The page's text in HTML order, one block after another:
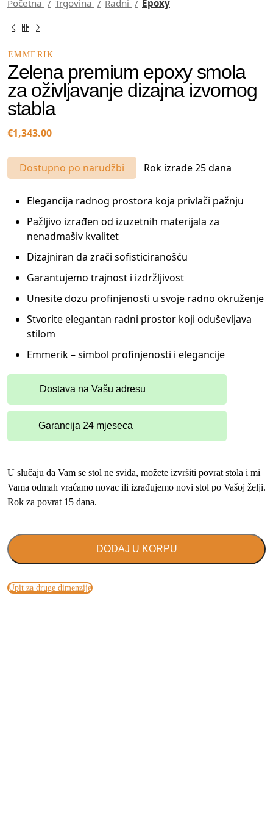
Početna Trgovina Radni Epoxy
EMMERIK
Zelena premium epoxy smola
za oživljavanje dizajna izvornog
stabla
€1,343.00
Dostupno po narudžbi Rok izrade 25 dana
Elegancija radnog prostora koja privlači pažnju
Pažljivo izrađen od izuzetnih materijala za
nenadmašiv kvalitet
Dizajniran da zrači sofisticiranošću
Garantujemo trajnost i izdržljivost
Unesite dozu profinjenosti u svoje radno okruženje
Stvorite elegantan radni prostor koji oduševljava
stilom
Emmerik – simbol profinjenosti i elegancije
Dostava na Vašu adresu
Garancija 24 mjeseca
U slučaju da Vam se stol ne sviđa, možete izvršiti povrat stola i mi
Vama odmah vraćamo novac ili izrađujemo novi stol po Vašoj želji.
Rok za povrat 15 dana.
DODAJ U KORPU
Upit za druge dimenzije